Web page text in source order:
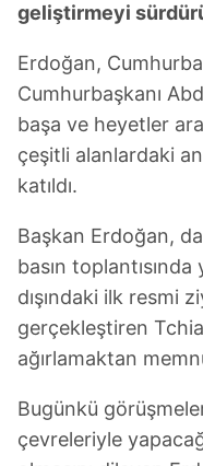
geliştirmeyi
Erdoğan,
Cumhurbaşkanı
başa ve heyetler
çeşitli alanlardaki
katıldı.
Başkan Erdoğan,
basın
dışındaki ilk resmi
gerçekleştiren
ağırlamaktan
Bugünkü
çevreleriyle